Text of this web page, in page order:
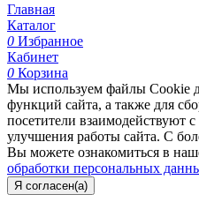
Главная
Каталог
0 Избранное
Кабинет
0 Корзина
Мы используем файлы Cookie
функций сайта, а также для
посетители взаимодействуют
улучшения работы сайта. С
Вы можете ознакомиться в
обработки персональных
Я согласен(а)